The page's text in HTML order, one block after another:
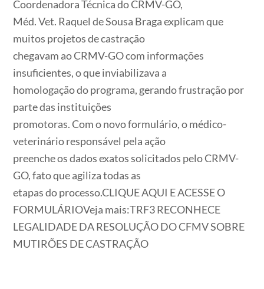
Coordenadora Técnica do CRMV-GO,
Méd. Vet. Raquel de Sousa Braga explicam que
muitos projetos de castração
chegavam ao CRMV-GO com informações
insuficientes, o que inviabilizava a
homologação do programa, gerando frustração por
parte das instituições
promotoras. Com o novo formulário, o médico-
veterinário responsável pela ação
preenche os dados exatos solicitados pelo CRMV-
GO, fato que agiliza todas as
etapas do processo.CLIQUE AQUI E ACESSE O
FORMULÁRIOVeja mais:TRF3 RECONHECE
LEGALIDADE DA RESOLUÇÃO DO CFMV SOBRE
MUTIRÕES DE CASTRAÇÃO